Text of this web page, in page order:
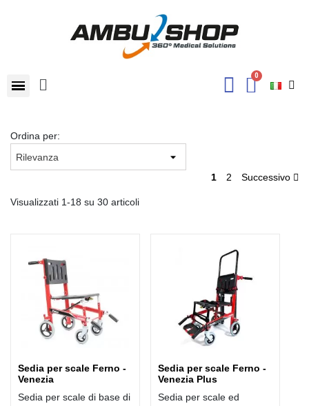
Ordina per:
1 2 Successivo
Visualizzati 1-18 su 30 articoli
Sedia per scale Ferno -
Venezia
Sedia per scale di base di
Sedia per scale Ferno -
Venezia Plus
Sedia per scale ed